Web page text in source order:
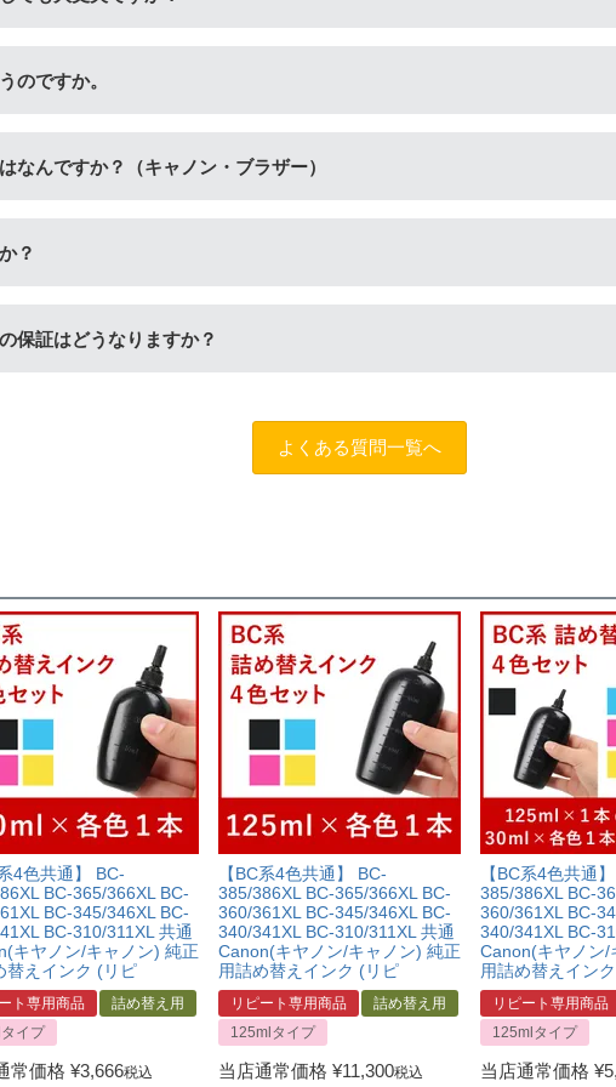
や説明書などが入っておりません。
のですか。
なんですか？（キャノン・ブラザー）
発色します。インクを重ね合わせて細かく色合いを表現でき、発色の良
さい。
？
やすいため、長期保存を目的とした写真や大事な書類を印刷する際はご注
保証はどうなりますか？
よくある質問一覧へ
系4色共通】 BC-
BC-365/366XL BC-
BC-345/346XL BC-
BC-310/311XL 共通
キヤノン/キャノン) 純正
替えインク (リピ
ト専用商品
詰め替え用
イプ
常価格 ¥3,666税込
【BC系4色共通】 BC-
385/386XL BC-365/366XL BC-
360/361XL BC-345/346XL BC-
340/341XL BC-310/311XL 共通
Canon(キヤノン/キャノン) 純正
用詰め替えインク (リピ
リピート専用商品
詰め替え用
125mlタイプ
当店通常価格 ¥11,300税込
【BC系4色共通
385/386XL BC-
360/361XL BC-
340/341XL BC-
Canon(キヤノン/
用詰め替えイン
リピート専用商品
125mlタイプ
当店通常価格 ¥